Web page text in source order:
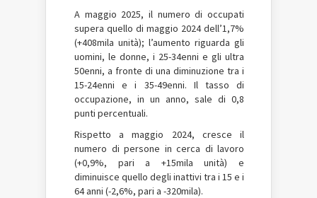
A maggio 2025, il numero di occupati
supera quello di maggio 2024 dell’1,7%
(+408mila unità); l’aumento riguarda gli
uomini, le donne, i 25-34enni e gli ultra
50enni, a fronte di una diminuzione tra i
15-24enni e i 35-49enni. Il tasso di
occupazione, in un anno, sale di 0,8
punti percentuali.
Rispetto a maggio 2024, cresce il
numero di persone in cerca di lavoro
(+0,9%, pari a +15mila unità) e
diminuisce quello degli inattivi tra i 15 e i
64 anni (-2,6%, pari a -320mila).